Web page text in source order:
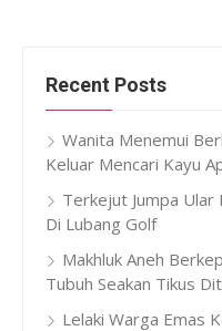
Recent Posts
Wanita Menemui
Keluar Mencari Kayu
Terkejut Jumpa
Di Lubang Golf
Makhluk Aneh
Tubuh Seakan Tikus
Lelaki Warga Emas